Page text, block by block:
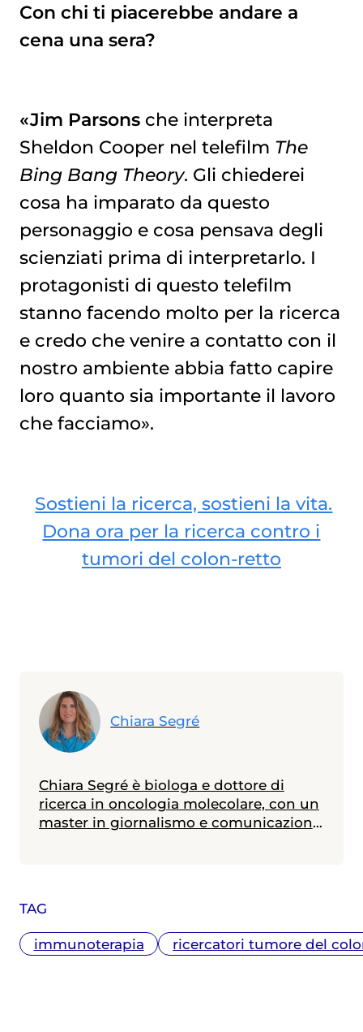
TAG
immunoterapia ricercatori tumore del
Con chi ti piacerebbe andare a
cena una sera?
«Jim Parsonsche interpreta
Sheldon Cooper nel telefilm The
Bing Bang Theory. Gli chiederei
cosa ha imparato da questo
personaggio e cosa pensava degli
scienziati prima di interpretarlo. I
protagonisti di questo telefilm
stanno facendo molto per la ricerca
e credo che venire a contatto con il
nostro ambiente abbia fatto capire
loro quanto sia importante il lavoro
che facciamo».
Sostieni la ricerca, sostieni la vita.
Dona ora per la ricerca contro i
tumori del colon-retto
Chiara Segré
Chiara Segré è biologa e dottore di
ricerca in oncologia molecolare, con un
master in giornalismo e comunicazione
Scientifica della Fondazione Umberto
Veronesi, oltre che scrittrice di libri per
bambini e ragazzi.